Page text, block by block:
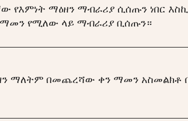
የእምነት ማዕዘን ማብራሪያ ሲሰጡን ነበር
ማመን የሚለው ላይ ማብራሪያ ቢሰጡን።
ማለትም በመጨረሻው ቀን ማመን አስመልክቶ